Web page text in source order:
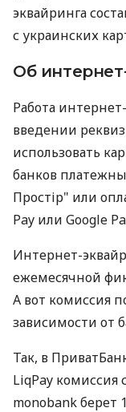
эквайринга
с украинских
Об
Работа
введении
использовать
банков
Простір" или
Pay или Google
Интернет-
ежемесячной
А вот комиссия
зависимости от
Так, в
LiqPay комиссия
monobank берет